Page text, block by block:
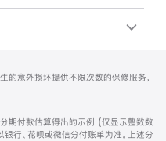
意外损坏提供不限次数的保修服务，
期付款估算得出的示例 (仅显示整数数
行、花呗或微信分付账单为准。上述分